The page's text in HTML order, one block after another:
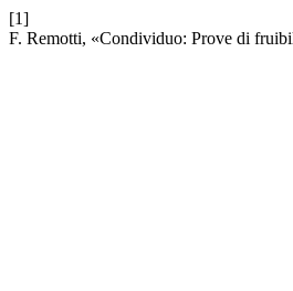
[1]
F. Remotti, «Condividuo: Prove di